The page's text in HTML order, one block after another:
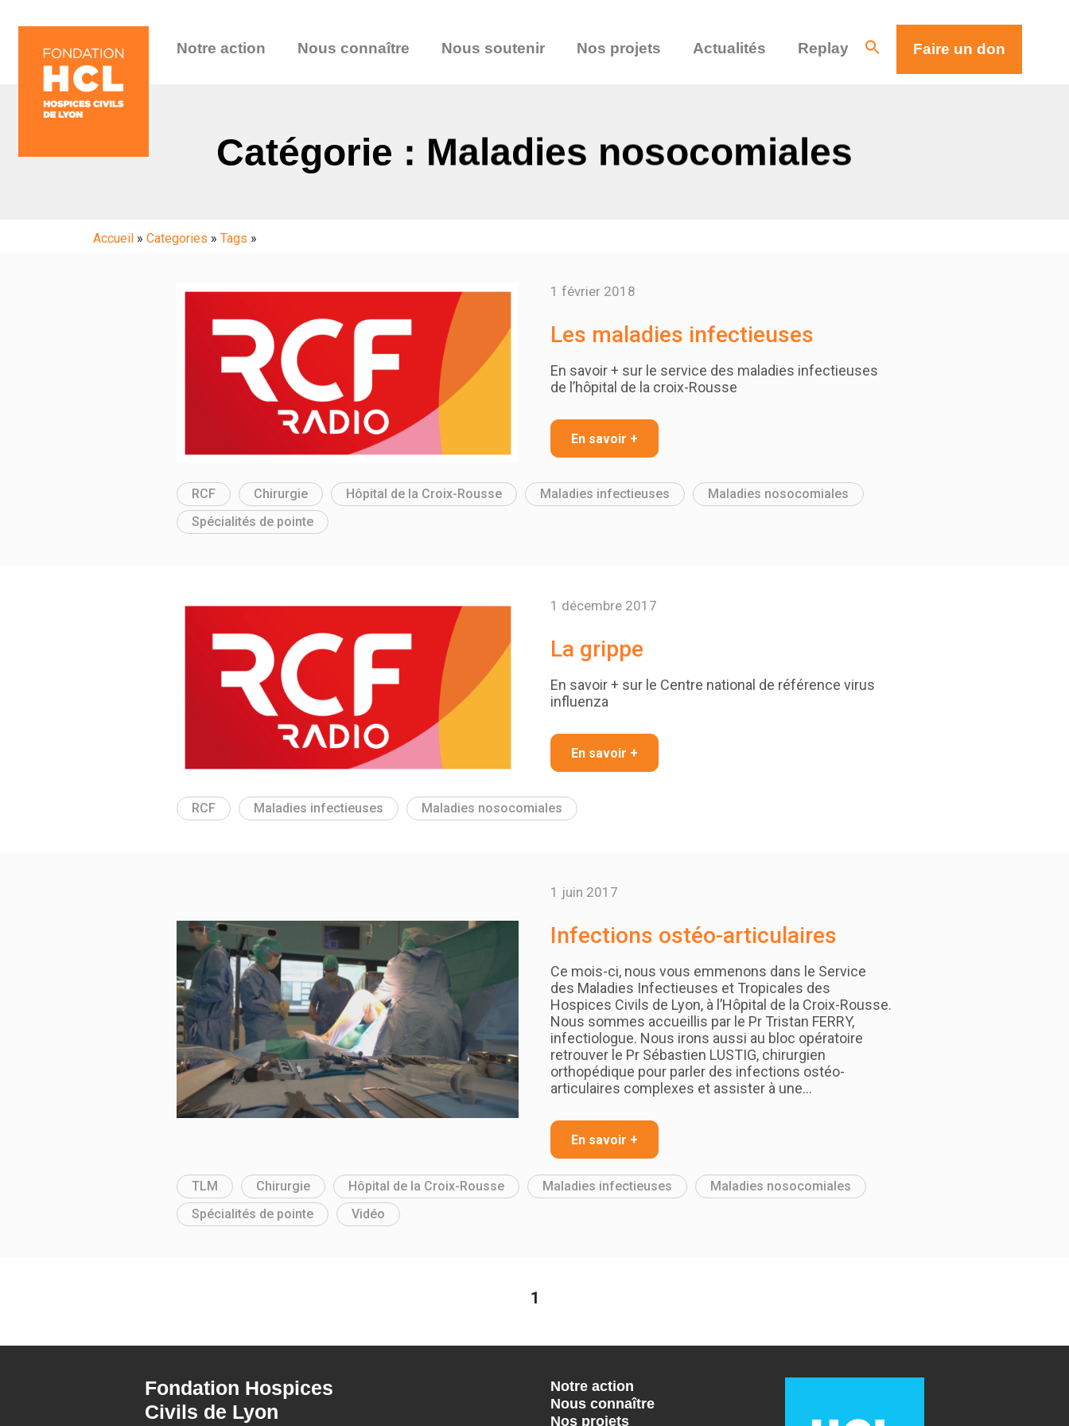
Notre action Nous connaître Nous soutenir Nos projets Actualités Replay Faire un don
Catégorie : Maladies nosocomiales
Accueil » Categories » Tags »
1 février 2018
Les maladies infectieuses
En savoir + sur le service des maladies infectieuses
de l’hôpital de la croix-Rousse
En savoir +
RCF Chirurgie Hôpital de la Croix-Rousse Maladies infectieuses
Maladies nosocomiales
Spécialités de pointe
1 décembre 2017
La grippe
En savoir + sur le Centre national de référence virus
influenza
En savoir +
RCF Maladies infectieuses Maladies nosocomiales
1 juin 2017
Infections ostéo-articulaires
Ce mois-ci, nous vous emmenons dans le Service
des Maladies Infectieuses et Tropicales des
Hospices Civils de Lyon, à l’Hôpital de la Croix-Rousse.
Nous sommes accueillis par le Pr Tristan FERRY,
infectiologue. Nous irons aussi au bloc opératoire
retrouver le Pr Sébastien LUSTIG, chirurgien
orthopédique pour parler des infections ostéo-
articulaires complexes et assister à une…
En savoir +
TLM Chirurgie Hôpital de la Croix-Rousse Maladies infectieuses
Maladies nosocomiales
Spécialités de pointe
Vidéo
1
Fondation Hospices
Civils de Lyon
Notre action
Nous connaître
Nos projets